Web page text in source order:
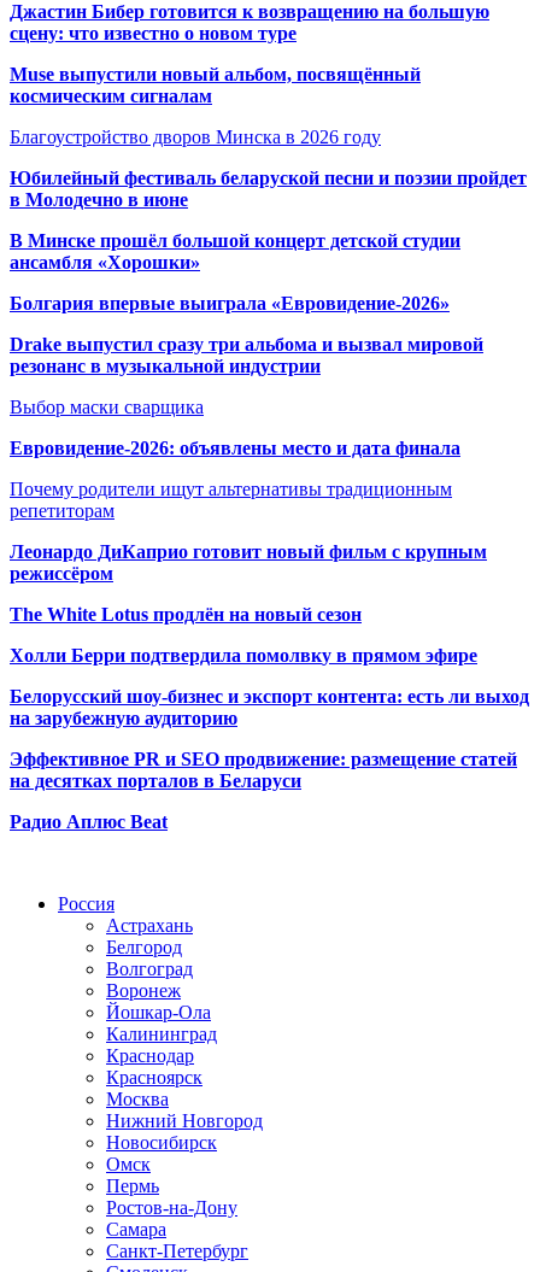
Джастин Бибер готовится к возвращению на большую
сцену: что известно о новом туре
Muse выпустили новый альбом, посвящённый
космическим сигналам
Благоустройство дворов Минска в 2026 году
Юбилейный фестиваль беларуской песни и поэзии пройдет
в Молодечно в июне
В Минске прошёл большой концерт детской студии
ансамбля «Хорошки»
Болгария впервые выиграла «Евровидение-2026»
Drake выпустил сразу три альбома и вызвал мировой
резонанс в музыкальной индустрии
Выбор маски сварщика
Евровидение-2026: объявлены место и дата финала
Почему родители ищут альтернативы традиционным
репетиторам
Леонардо ДиКаприо готовит новый фильм с крупным
режиссёром
The White Lotus продлён на новый сезон
Холли Берри подтвердила помолвку в прямом эфире
Белорусский шоу-бизнес и экспорт контента: есть ли выход
на зарубежную аудиторию
Эффективное PR и SEO продвижение: размещение статей
на десятках порталов в Беларуси
Радио Аплюс Beat
Россия
Астрахань
Белгород
Волгоград
Воронеж
Йошкар-Ола
Калининград
Краснодар
Красноярск
Москва
Нижний Новгород
Новосибирск
Омск
Пермь
Ростов-на-Дону
Самара
Санкт-Петербург